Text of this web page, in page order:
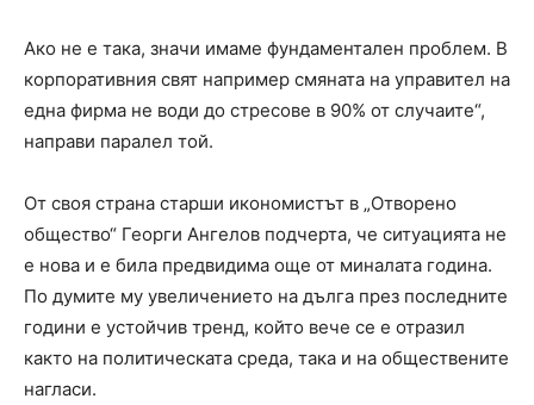
Ако не е така, значи имаме фундаментален проблем. В
корпоративния свят например смяната на управител на
една фирма не води до стресове в 90% от случаите“,
направи паралел той.
От своя страна старши икономистът в „Отворено
общество“ Георги Ангелов подчерта, че ситуацията не
е нова и е била предвидима още от миналата година.
По думите му увеличението на дълга през последните
години е устойчив тренд, който вече се е отразил
както на политическата среда, така и на обществените
нагласи.